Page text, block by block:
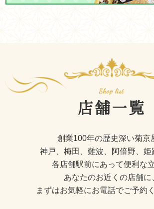
店舗一覧
創業100年の歴史深い菊京
神戸、梅田、難波、阿倍野、姫
各店舗駅前にあって便利な
あなたのお近くの店舗に
まずはお気軽にお電話でご予約